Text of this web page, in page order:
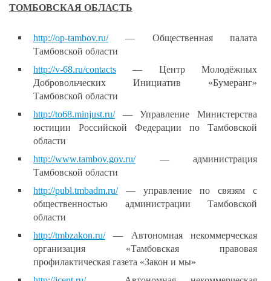
ТОМБОВСКАЯ ОБЛАСТЬ
http://op-tambov.ru/— Общественная палата
Тамбовской области
http://v-68.ru/contacts — Центр Молодёжных
Добровольческих Инициатив «Бумеранг»
Тамбовской области
http://to68.minjust.ru/— Управление Министерства
юстиции Российской Федерации по Тамбовской
области
http://www.tambov.gov.ru/— администрация
Тамбовской области
http://publ.tmbadm.ru/— управление по связям с
общественностью администрации Тамбовской
области
http://tmbzakon.ru/— Автономная некоммерческая
организация «Тамбовская правовая
профилактическая газета «Закон и мы»